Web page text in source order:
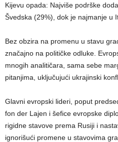
Kijevu opada: Najviše podrške
Švedska (29%), dok je najmanje u
Bez obzira na promenu u stavu
značajno na političke odluke.
mnogih analitičara, sama sebe
pitanjima, uključujući ukrajinski
Glavni evropski lideri, poput
fon der Lajen i šefice evropske
rigidne stavove prema Rusiji i
ignorišući promene u stavovima